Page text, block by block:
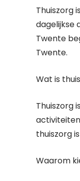
Thuiszorg
dagelijkse
Twente
Twente.
Wat is
Thuiszorg
thuiszorg
Waarom